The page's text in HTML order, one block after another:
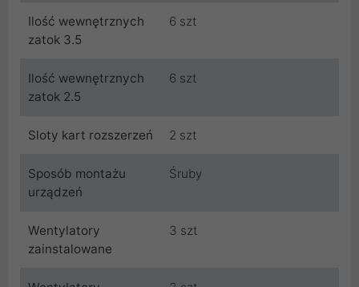
Ilość wewnętrznych
zatok 3.5
6 szt
Ilość wewnętrznych
zatok 2.5
6 szt
Sloty kart rozszerzeń 2 szt
Sposób montażu
urządzeń
Śruby
Wentylatory
zainstalowane
3 szt